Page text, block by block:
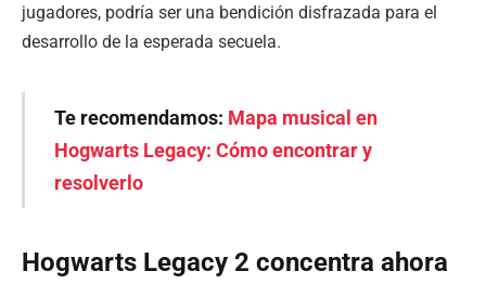
jugadores, podría ser una bendición disfrazada para el
desarrollo de la esperada secuela.
Te recomendamos: Mapa musical en
Hogwarts Legacy: Cómo encontrar y
resolverlo
Hogwarts Legacy 2 concentra ahora